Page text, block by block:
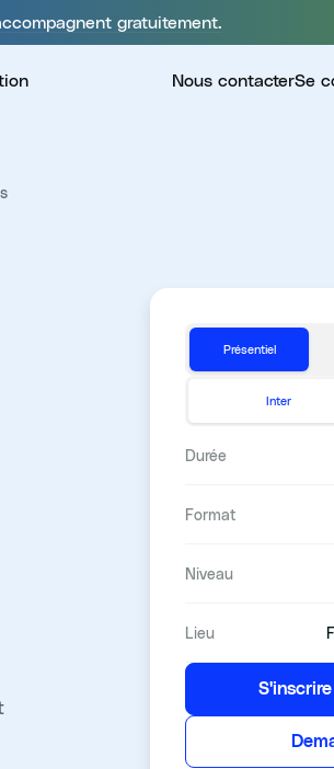
gratuitement.
Nous contacterSe
Présentiel
Inter
Durée
Format
Niveau
Lieu